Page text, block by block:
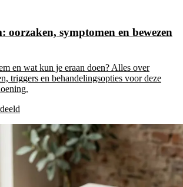
oorzaken, symptomen en bewezen
en wat kun je eraan doen? Alles over
triggers en behandelingsopties voor deze